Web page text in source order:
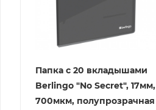
Папка с 20 вкладышами
Berlingo "No Secret", 17мм,
700мкм, полупрозрачная